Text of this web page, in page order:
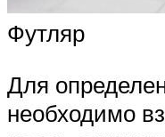
Футляр
Для
необходимо